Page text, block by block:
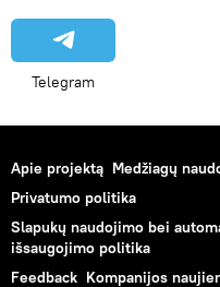
Telegram
Apie projektą Medžiagų
Privatumo politika
Slapukų naudojimo bei
išsaugojimo politika
Feedback Kompanijos